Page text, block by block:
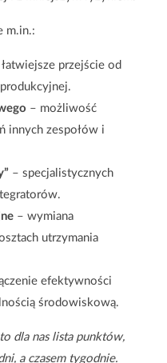
m.in.:
łatwiejsze przejście od
– możliwość
innych zespołów i
– specjalistycznych
– wymiana
utrzymania
efektywności
środowiskową.
dla nas lista punktów,
a czasem tygodnie.
Audyty bezpieczeństwa
Biogazownia i
biometanownia